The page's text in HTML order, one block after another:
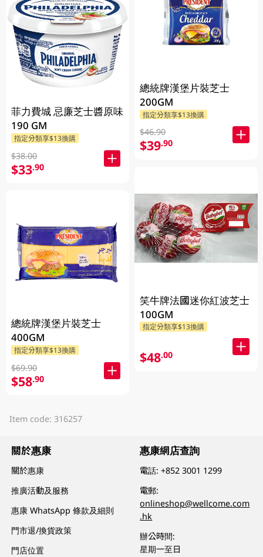
菲力費城 忌廉芝士醬原味
190 GM
指定分類享$13換購
$38.00
$33.90
總統牌漢堡片裝芝士
400GM
指定分類享$13換購
$69.90
$58.90
總統牌漢堡片裝芝士
200GM
指定分類享$13換購
$46.90
$39.90
笑牛牌法國迷你紅波芝士
100GM
指定分類享$13換購
$48.00
Item code: 316257
關於惠康
關於惠康
推廣活動及服務
惠康 WhatsApp 條款及細則
門市退/換貨政策
門店位置
惠康網店查詢
電話:+852 3001 1299
電郵:
onlineshop@wellcome.com
.hk
辦公時間:
星期一至日